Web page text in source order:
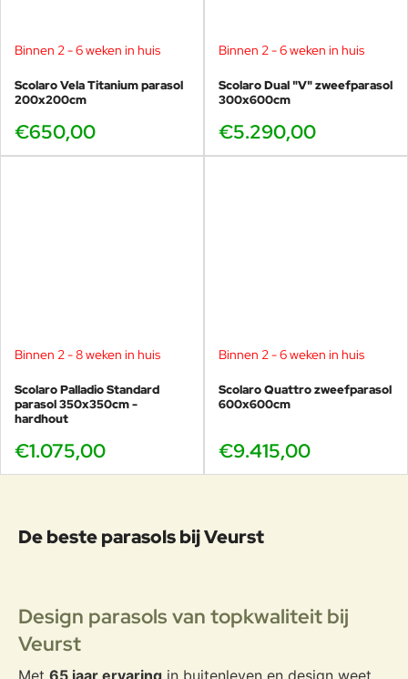
Binnen 2 - 6 weken in huis
Scolaro Vela Titanium parasol
200x200cm
€650,00
Binnen 2 - 6 weken in huis
Scolaro Dual "V" zweefparasol
300x600cm
€5.290,00
Binnen 2 - 8 weken in huis
Scolaro Palladio Standard
parasol 350x350cm -
hardhout
€1.075,00
Binnen 2 - 6 weken in huis
Scolaro Quattro zweefparasol
600x600cm
€9.415,00
De beste parasols bij Veurst
Design parasols van topkwaliteit bij
Veurst